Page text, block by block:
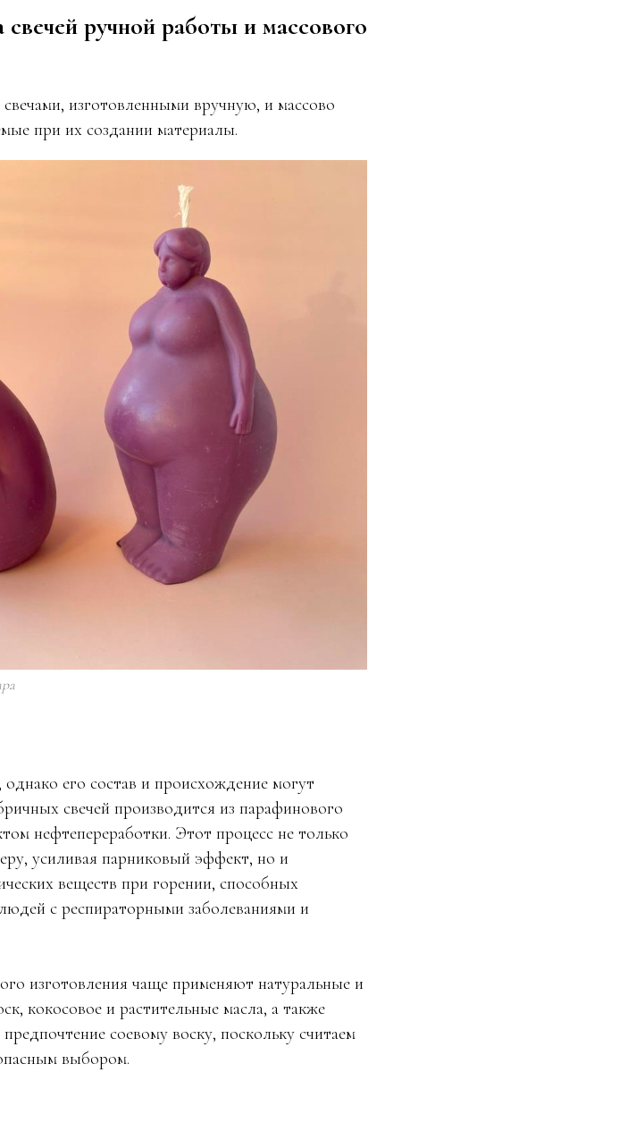
ручной работы и массового
изготовленными вручную, и массово
при их создании материалы.
его состав и происхождение могут
свечей производится из парафинового
нефтепереработки. Этот процесс не только
усиливая парниковый эффект, но и
веществ при горении, способных
с респираторными заболеваниями и
изготовления чаще применяют натуральные и
кокосовое и растительные масла, а также
соевому воску, поскольку считаем
выбором.